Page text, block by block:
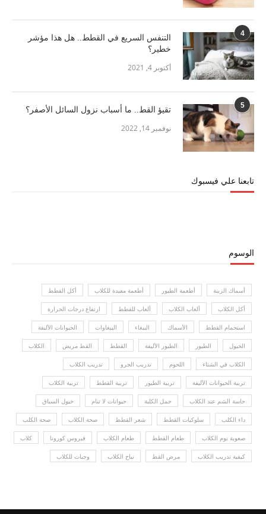
4
التنفس السريع في القطط.. هل هذا مؤشر
خطير؟
أكتوبر 4, 2021
5 تقيؤ القط.. ما أسباب نزول السائل الأصفر؟
نوفمبر 14, 2022
تابعنا علي فيسبوك
الوسوم
أسماك الزينة أطعمة الطيور أطعمة مفيدة للكلاب أكل القطط
أكل الكلاب ألعاب الكلاب ألعاب للقطط ارتفاع درجات الحرارة
استحمام القطط الأسماك الببغاء الببغاوات الحيوانات الأليفة
الخيول الطيور الطيور الأليفة القطط القط مريض الكلاب
الكلاب في الشتاء اللحوم تدريب الجرو تدريب الكلاب
تربية الحيوانات الأليفة تربية الطيور تربية القطط تربية الكلاب
حاسة الشم عند الكلاب حمل الكلبة حيوانات لا تنام خيول السباق
داء الكلب سلوكيات القطط شعر القطط صحة الكلاب صحة الكلب
صعوبة نوم الكلاب طعام القطط طعام الكلاب فيروس كورونا كلاب
كيفية تدريب الكلاب مرض القط نباح الكلاب وجبات للكلاب